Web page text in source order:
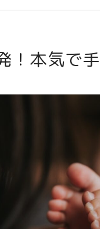
！本気で